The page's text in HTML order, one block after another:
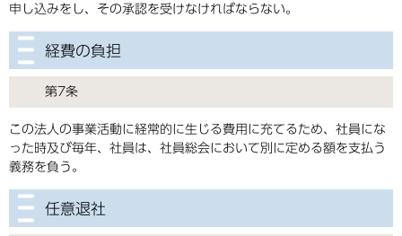
申し込みをし、その承認を受けなければならない。
経費の負担
第7条
この法人の事業活動に経常的に生じる費用に充てるため、社員にな
った時及び毎年、社員は、社員総会において別に定める額を支払う
義務を負う。
任意退社